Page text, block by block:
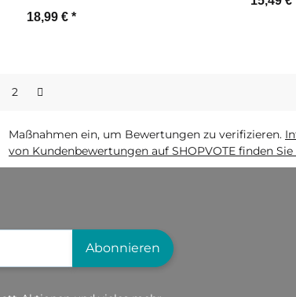
18,99 € *
2
Maßnahmen ein, um Bewertungen zu verifizieren.
von Kundenbewertungen auf SHOPVOTE finden Sie
Abonnieren